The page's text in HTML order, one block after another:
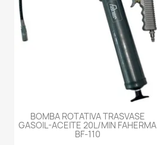
-->
BOMBA ROTATIVA TRASVASE
GASOIL-ACEITE 20L/MIN FAHERMA
BF-110